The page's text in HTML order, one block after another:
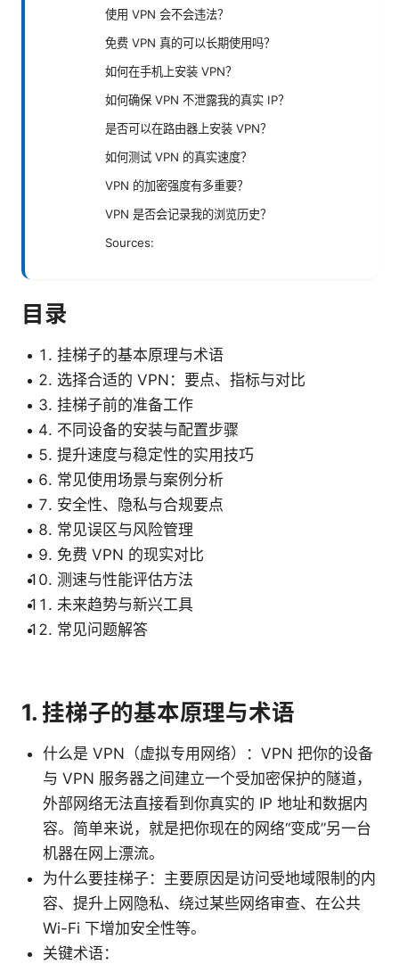
使用 VPN 会不会违法？
免费 VPN 真的可以长期使用吗？
如何在手机上安装 VPN？
如何确保 VPN 不泄露我的真实 IP？
是否可以在路由器上安装 VPN？
如何测试 VPN 的真实速度？
VPN 的加密强度有多重要？
VPN 是否会记录我的浏览历史？
Sources:
目录
挂梯子的基本原理与术语
选择合适的 VPN：要点、指标与对比
挂梯子前的准备工作
不同设备的安装与配置步骤
提升速度与稳定性的实用技巧
常见使用场景与案例分析
安全性、隐私与合规要点
常见误区与风险管理
免费 VPN 的现实对比
测速与性能评估方法
未来趋势与新兴工具
常见问题解答
1. 挂梯子的基本原理与术语
什么是 VPN（虚拟专用网络）：VPN 把你的设备
与 VPN 服务器之间建立一个受加密保护的隧道，
外部网络无法直接看到你真实的 IP 地址和数据内
容。简单来说，就是把你现在的网络“变成”另一台
机器在网上漂流。
为什么要挂梯子：主要原因是访问受地域限制的内
容、提升上网隐私、绕过某些网络审查、在公共
Wi-Fi 下增加安全性等。
关键术语：